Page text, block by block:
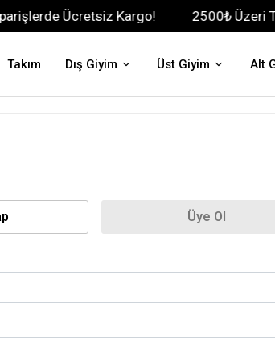
Ücretsiz Kargo! 2500₺ Üzeri
Takım Dış Giyim Üst Giyim Alt
Üye Ol